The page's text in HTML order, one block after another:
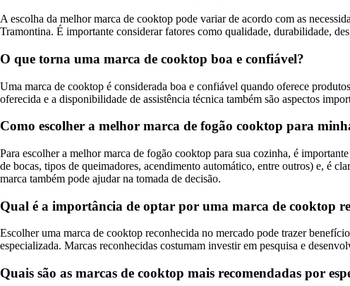
A escolha da melhor marca de cooktop pode variar de acordo com as
Tramontina. É importante considerar fatores como qualidade, durabilidade,
O que torna uma marca de cooktop boa e confiável?
Uma marca de cooktop é considerada boa e confiável quando oferece
oferecida e a disponibilidade de assistência técnica também são aspectos
Como escolher a melhor marca de fogão cooktop para
Para escolher a melhor marca de fogão cooktop para sua cozinha, é
de bocas, tipos de queimadores, acendimento automático, entre outros) e, é
marca também pode ajudar na tomada de decisão.
Qual é a importância de optar por uma marca de cooktop
Escolher uma marca de cooktop reconhecida no mercado pode trazer
especializada. Marcas reconhecidas costumam investir em pesquisa e
Quais são as marcas de cooktop mais recomendadas por